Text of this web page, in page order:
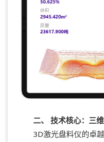
二、 技术核心：三
3D激光盘料仪的卓越